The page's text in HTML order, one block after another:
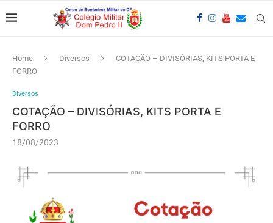
Home Diversos
COTAÇÃO – DIVISÓRIAS, KITS PORTA E
FORRO
Diversos
COTAÇÃO – DIVISÓRIAS, KITS PORTA E
FORRO
18/08/2023